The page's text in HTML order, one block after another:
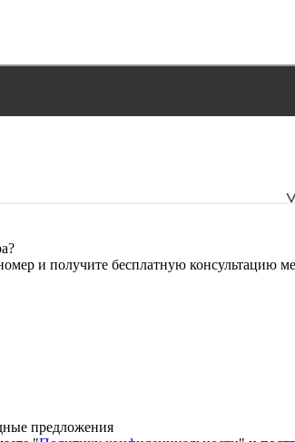
и получите бесплатную консультацию
предложения